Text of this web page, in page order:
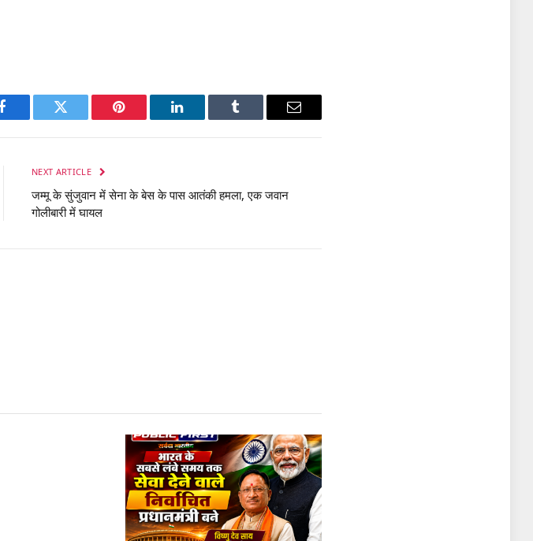
Facebook Twitter Pinterest LinkedIn Tumblr Email
NEXT ARTICLE
जम्मू के सुंजुवान में सेना के बेस के पास आतंकी हमला, एक जवान
गोलीबारी में घायल